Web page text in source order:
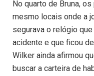
No quarto de Bruna,
mesmo locais onde a
segurava o relógio
acidente e que ficou
Wilker ainda afirmou
buscar a carteira de